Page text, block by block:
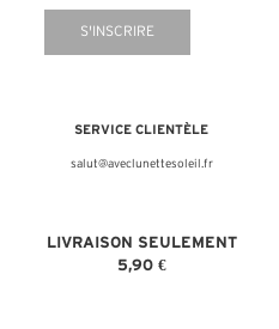
S'INSCRIRE
SERVICE CLIENTÈLE
salut@aveclunettesoleil.fr
LIVRAISON SEULEMENT
5,90 €